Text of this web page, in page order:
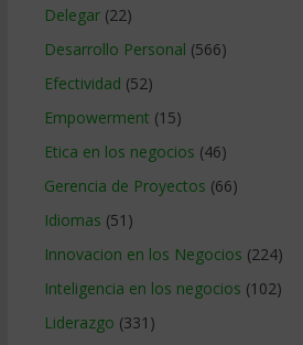
Delegar(22)
Desarrollo Personal (566)
Efectividad (52)
Empowerment (15)
Etica en los negocios (46)
Gerencia de Proyectos (66)
Idiomas (51)
Innovacion en los Negocios (224)
Inteligencia en los negocios (102)
Liderazgo (331)